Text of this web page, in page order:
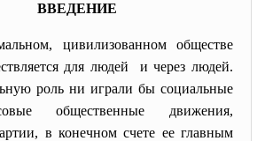
ВВЕДЕНИЕ
цивилизованном обществе
для людей и через людей.
роль ни играли бы социальные
общественные движения,
в конечном счете ее главным